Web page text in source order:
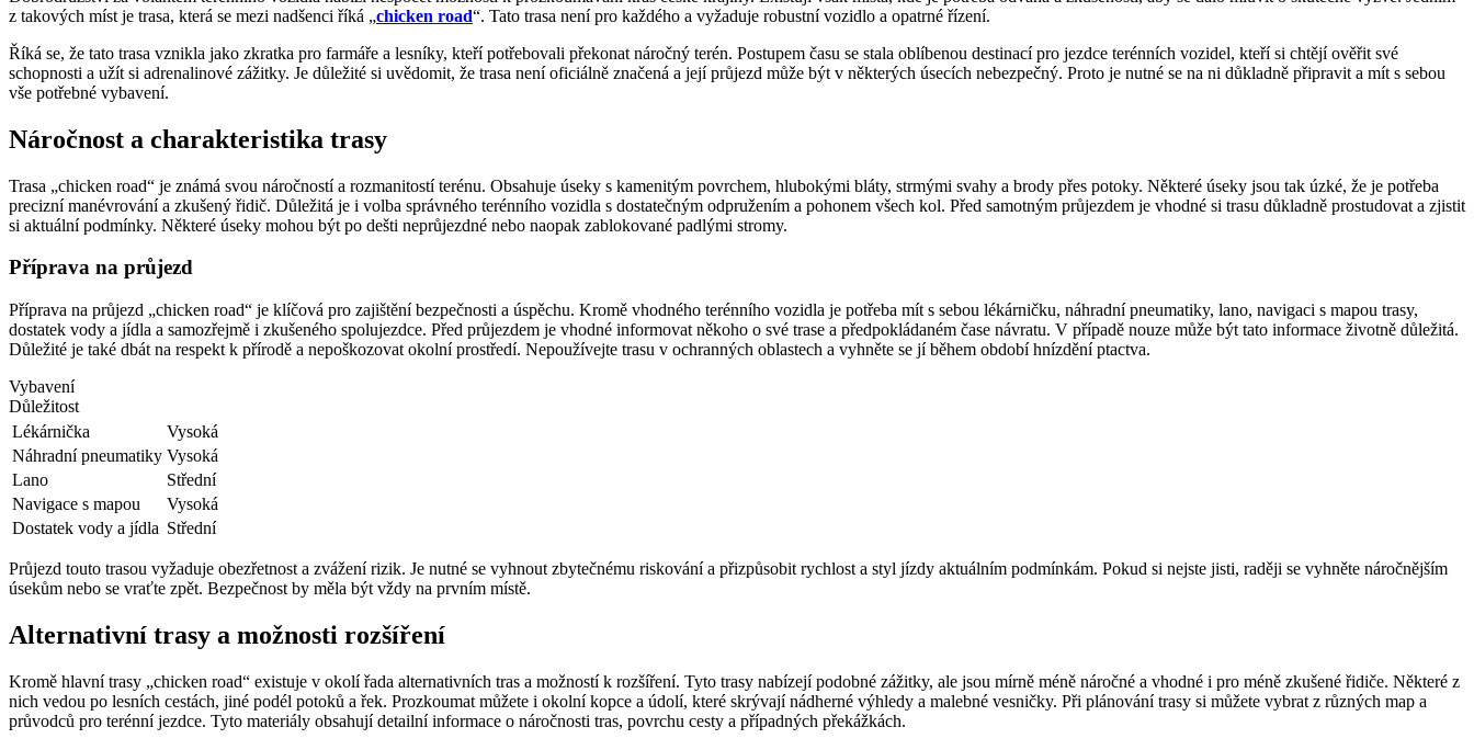
z takových míst je trasa, která se mezi nadšenci říká „chicken road“. Tato trasa není pro každého a vyžaduje robustní vozidlo a opatrné řízení.
Říká se, že tato trasa vznikla jako zkratka pro farmáře a lesníky, kteří potřebovali překonat náročný terén. Postupem času se stala oblíbenou destinací pro jezdce terénních vozidel, kteří si chtějí ověřit své
schopnosti a užít si adrenalinové zážitky. Je důležité si uvědomit, že trasa není oficiálně značená a její průjezd může být v některých úsecích nebezpečný. Proto je nutné se na ni důkladně připravit a mít s sebou
vše potřebné vybavení.
Náročnost a charakteristika trasy
Trasa „chicken road“ je známá svou náročností a rozmanitostí terénu. Obsahuje úseky s kamenitým povrchem, hlubokými bláty, strmými svahy a brody přes potoky. Některé úseky jsou tak úzké, že je potřeba
precizní manévrování a zkušený řidič. Důležitá je i volba správného terénního vozidla s dostatečným odpružením a pohonem všech kol. Před samotným průjezdem je vhodné si trasu důkladně prostudovat a zjistit
si aktuální podmínky. Některé úseky mohou být po dešti neprůjezdné nebo naopak zablokované padlými stromy.
Příprava na průjezd
Příprava na průjezd „chicken road“ je klíčová pro zajištění bezpečnosti a úspěchu. Kromě vhodného terénního vozidla je potřeba mít s sebou lékárničku, náhradní pneumatiky, lano, navigaci s mapou trasy,
dostatek vody a jídla a samozřejmě i zkušeného spolujezdce. Před průjezdem je vhodné informovat někoho o své trase a předpokládaném čase návratu. V případě nouze může být tato informace životně důležitá.
Důležité je také dbát na respekt k přírodě a nepoškozovat okolní prostředí. Nepoužívejte trasu v ochranných oblastech a vyhněte se jí během období hnízdění ptactva.
Vybavení
Důležitost
Lékárnička
Vysoká
Náhradní pneumatiky Vysoká
Lano
Střední
Navigace s mapou
Vysoká
Dostatek vody a jídla Střední
Průjezd touto trasou vyžaduje obezřetnost a zvážení rizik. Je nutné se vyhnout zbytečnému riskování a přizpůsobit rychlost a styl jízdy aktuálním podmínkám. Pokud si nejste jisti, raději se vyhněte náročnějším
úsekům nebo se vraťte zpět. Bezpečnost by měla být vždy na prvním místě.
Alternativní trasy a možnosti rozšíření
Kromě hlavní trasy „chicken road“ existuje v okolí řada alternativních tras a možností k rozšíření. Tyto trasy nabízejí podobné zážitky, ale jsou mírně méně náročné a vhodné i pro méně zkušené řidiče. Některé z
nich vedou po lesních cestách, jiné podél potoků a řek. Prozkoumat můžete i okolní kopce a údolí, které skrývají nádherné výhledy a malebné vesničky. Při plánování trasy si můžete vybrat z různých map a
průvodců pro terénní jezdce. Tyto materiály obsahují detailní informace o náročnosti tras, povrchu cesty a případných překážkách.